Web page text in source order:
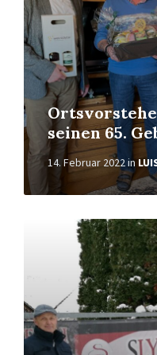
seinen 65.
14. Februar 2022in
Weiterlesen